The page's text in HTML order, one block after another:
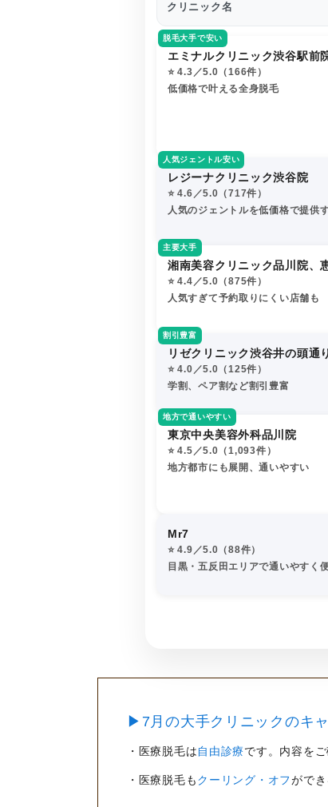
クリニック名
脱毛大手で安い
エミナルクリニック渋谷駅前
⭐️ 4.3／5.0（166件）
低価格で叶える全身脱毛
人気ジェントル安い
レジーナクリニック渋谷院
⭐️ 4.6／5.0（717件）
人気のジェントルを低価格で提供
主要大手
湘南美容クリニック品川院、
⭐️ 4.4／5.0（875件）
人気すぎて予約取りにくい店舗も
割引豊富
リゼクリニック渋谷井の頭通
⭐️ 4.0／5.0（125件）
学割、ペア割など割引豊富
地方で通いやすい
東京中央美容外科品川院
⭐️ 4.5／5.0（1,093件）
地方都市にも展開、通いやすい
Mr7
⭐️ 4.9／5.0（88件）
目黒・五反田エリアで通いやすく
▶7月の大手クリニックのキ
・医療脱毛は自由診療です。内容を
・医療脱毛もクーリング・オフがで